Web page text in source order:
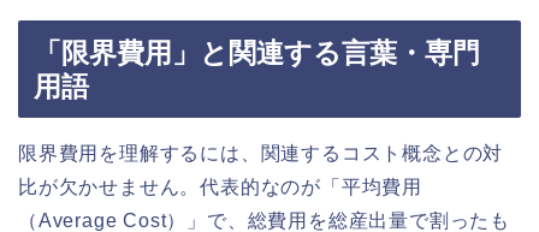
「限界費用」と関連する言葉・専門
用語
限界費用を理解するには、関連するコスト概念との対
比が欠かせません。代表的なのが「平均費用
（Average Cost）」で、総費用を総産出量で割ったも